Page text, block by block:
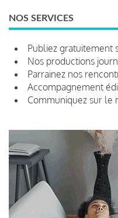
NOS SERVICES
Publiez gratuitement
Nos productions
Parrainez nos
Accompagnement
Communiquez sur le